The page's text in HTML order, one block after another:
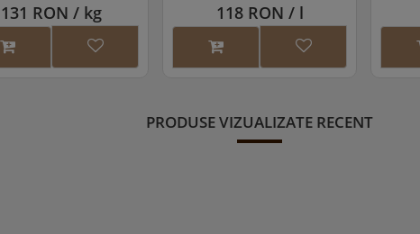
118 RON / l 110 RON / l
PRODUSE VIZUALIZATE RECENT